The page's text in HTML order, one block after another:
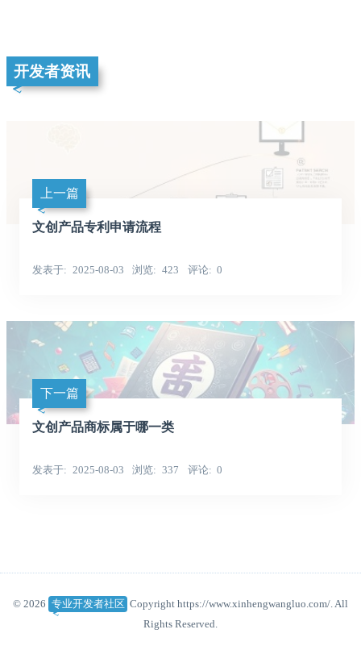
开发者资讯
上一篇
文创产品专利申请流程
发表于 2025-08-03 浏览 423 评论 0
下一篇
文创产品商标属于哪一类
发表于 2025-08-03 浏览 337 评论 0
© 2026 专业开发者社区 Copyright https://www.xinhengwangluo.com/. All
Rights Reserved.